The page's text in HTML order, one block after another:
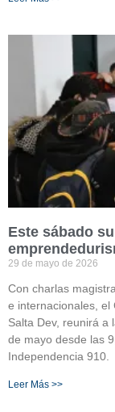
Este sábado
29 de mayo de 2026
Con charlas
e internacionales, el
Salta Dev, reunirá a
de mayo desde las
Independencia 910.
Leer Más >>